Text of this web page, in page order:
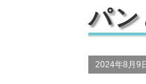
パ
2024年8月9